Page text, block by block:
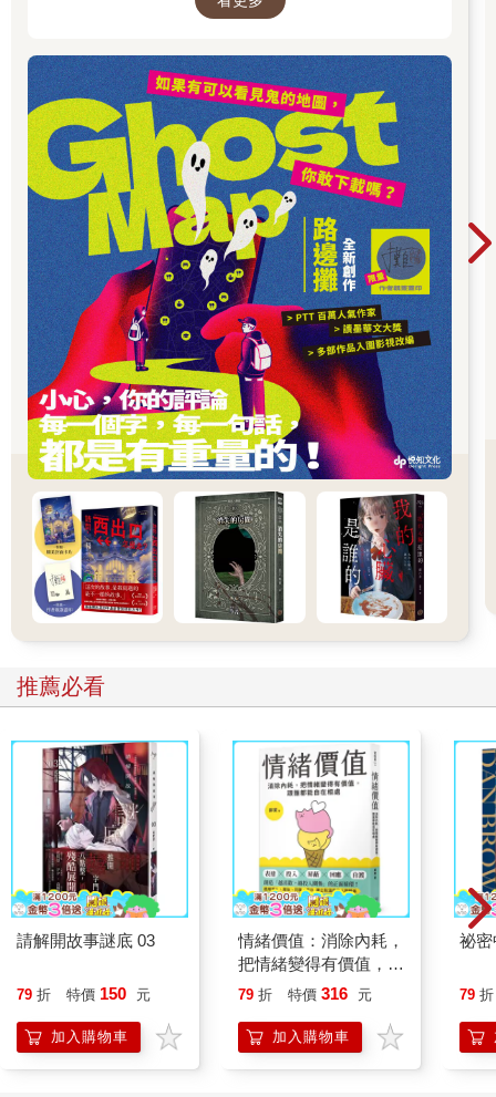
推薦必看
請解開故事謎底 03
79 折 特價 150 元
加入購物車
情緒價值：消除內耗，
把情緒變得有價值，跟
誰都能自在相處
79 折 特價 316 元
加入購物車
祕
79 折